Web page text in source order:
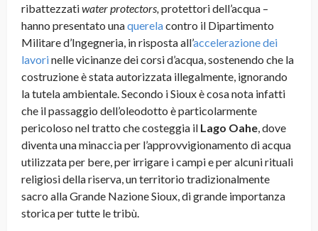
ribattezzatiwater protectors, protettori dell’acqua –
hanno presentato unaquerelacontro il Dipartimento
Militare d’Ingegneria, in risposta all’accelerazione dei
lavorinelle vicinanze dei corsi d’acqua, sostenendo che la
costruzione è stata autorizzata illegalmente, ignorando
la tutela ambientale. Secondo i Sioux è cosa nota infatti
che il passaggio dell’oleodotto è particolarmente
pericoloso nel tratto che costeggia il Lago Oahe, dove
diventa una minaccia per l’approvvigionamento di acqua
utilizzata per bere, per irrigare i campi e per alcuni rituali
religiosi della riserva, un territorio tradizionalmente
sacro alla Grande Nazione Sioux, di grande importanza
storica per tutte le tribù.